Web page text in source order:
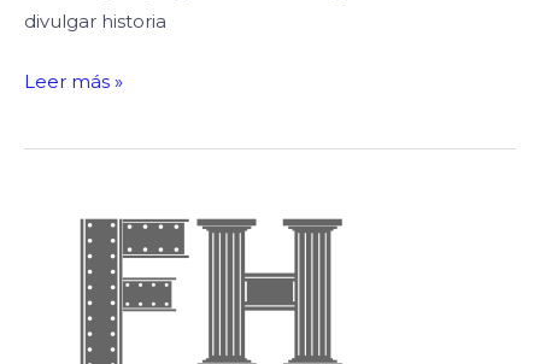
divulgar historia
Leer más »